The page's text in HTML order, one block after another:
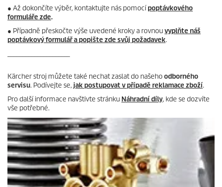
● Až dokončíte výběr, kontaktujte nás pomocípoptávkového
formuláře zde.
● Případně přeskočte výše uvedené kroky a rovnouvyplňte náš
poptávkový formulář a popište zde svůj požadavek.
Kärcher stroj můžete také nechat zaslat do našehoodborného
servisu. Podívejte se,jak postupovat v případě reklamace zboží.
Pro další informace navštivte stránku Náhradní díly, kde se dozvíte
vše potřebné.